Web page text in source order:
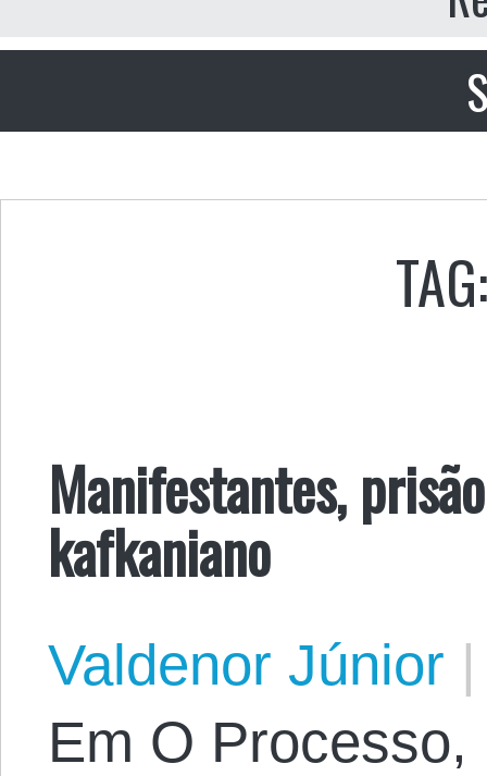
Manifestantes,
kafkaniano
Valdenor Júnior |
Em O